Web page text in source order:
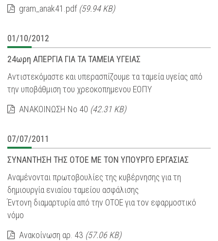
gram_anak41.pdf (59.94 KB)
01/10/2012
24ωρη ΑΠΕΡΓΙΑ ΓΙΑ ΤΑ ΤΑΜΕΙΑ ΥΓΕΙΑΣ
Αντιστεκόμαστε και υπερασπίζουμε τα ταμεία υγείας από
την υποβάθμιση του χρεοκοπημενου ΕΟΠΥ
ΑΝΑΚΟΙΝΩΣΗ Νο 40 (42.31 KB)
07/07/2011
ΣΥΝΑΝΤΗΣΗ ΤΗΣ ΟΤΟΕ ΜΕ ΤΟΝ ΥΠΟΥΡΓΟ ΕΡΓΑΣΙΑΣ
Αναμένονται πρωτοβουλίες της κυβέρνησης για τη
δημιουργία ενιαίου ταμείου ασφάλισης
Έντονη διαμαρτυρία από την ΟΤΟΕ για τον εφαρμοστικό
νόμο
Ανακοίνωση αρ. 43 (57.06 KB)